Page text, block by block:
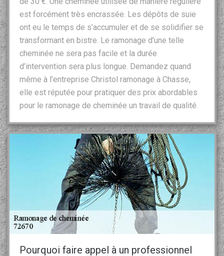
est forcément très encrassée. Les dépôts de suie
ont eu le temps de s’accumuler et de se solidifier se
transformant en bistre. Le ramonage d’une telle
cheminée ne sera pas facile et la durée
d’intervention sera plus longue. Demandez quand
même à l’entreprise Christol ramonage à Chasse,
elle est réputée pour pratiquer des prix abordables
pour le ramonage de cheminée un travail de qualité.
Pourquoi faire appel à un professionnel